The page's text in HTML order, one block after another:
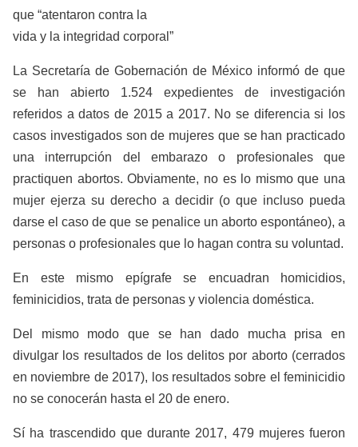
que “atentaron contra la
vida y la integridad corporal”
La Secretaría de Gobernación de México informó de que
se han abierto 1.524 expedientes de investigación
referidos a datos de 2015 a 2017. No se diferencia si los
casos investigados son de mujeres que se han practicado
una interrupción del embarazo o profesionales que
practiquen abortos. Obviamente, no es lo mismo que una
mujer ejerza su derecho a decidir (o que incluso pueda
darse el caso de que se penalice un aborto espontáneo), a
personas o profesionales que lo hagan contra su voluntad.
En este mismo epígrafe se encuadran homicidios,
feminicidios, trata de personas y violencia doméstica.
Del mismo modo que se han dado mucha prisa en
divulgar los resultados de los delitos por aborto (cerrados
en noviembre de 2017), los resultados sobre el feminicidio
no se conocerán hasta el 20 de enero.
Sí ha trascendido que durante 2017, 479 mujeres fueron